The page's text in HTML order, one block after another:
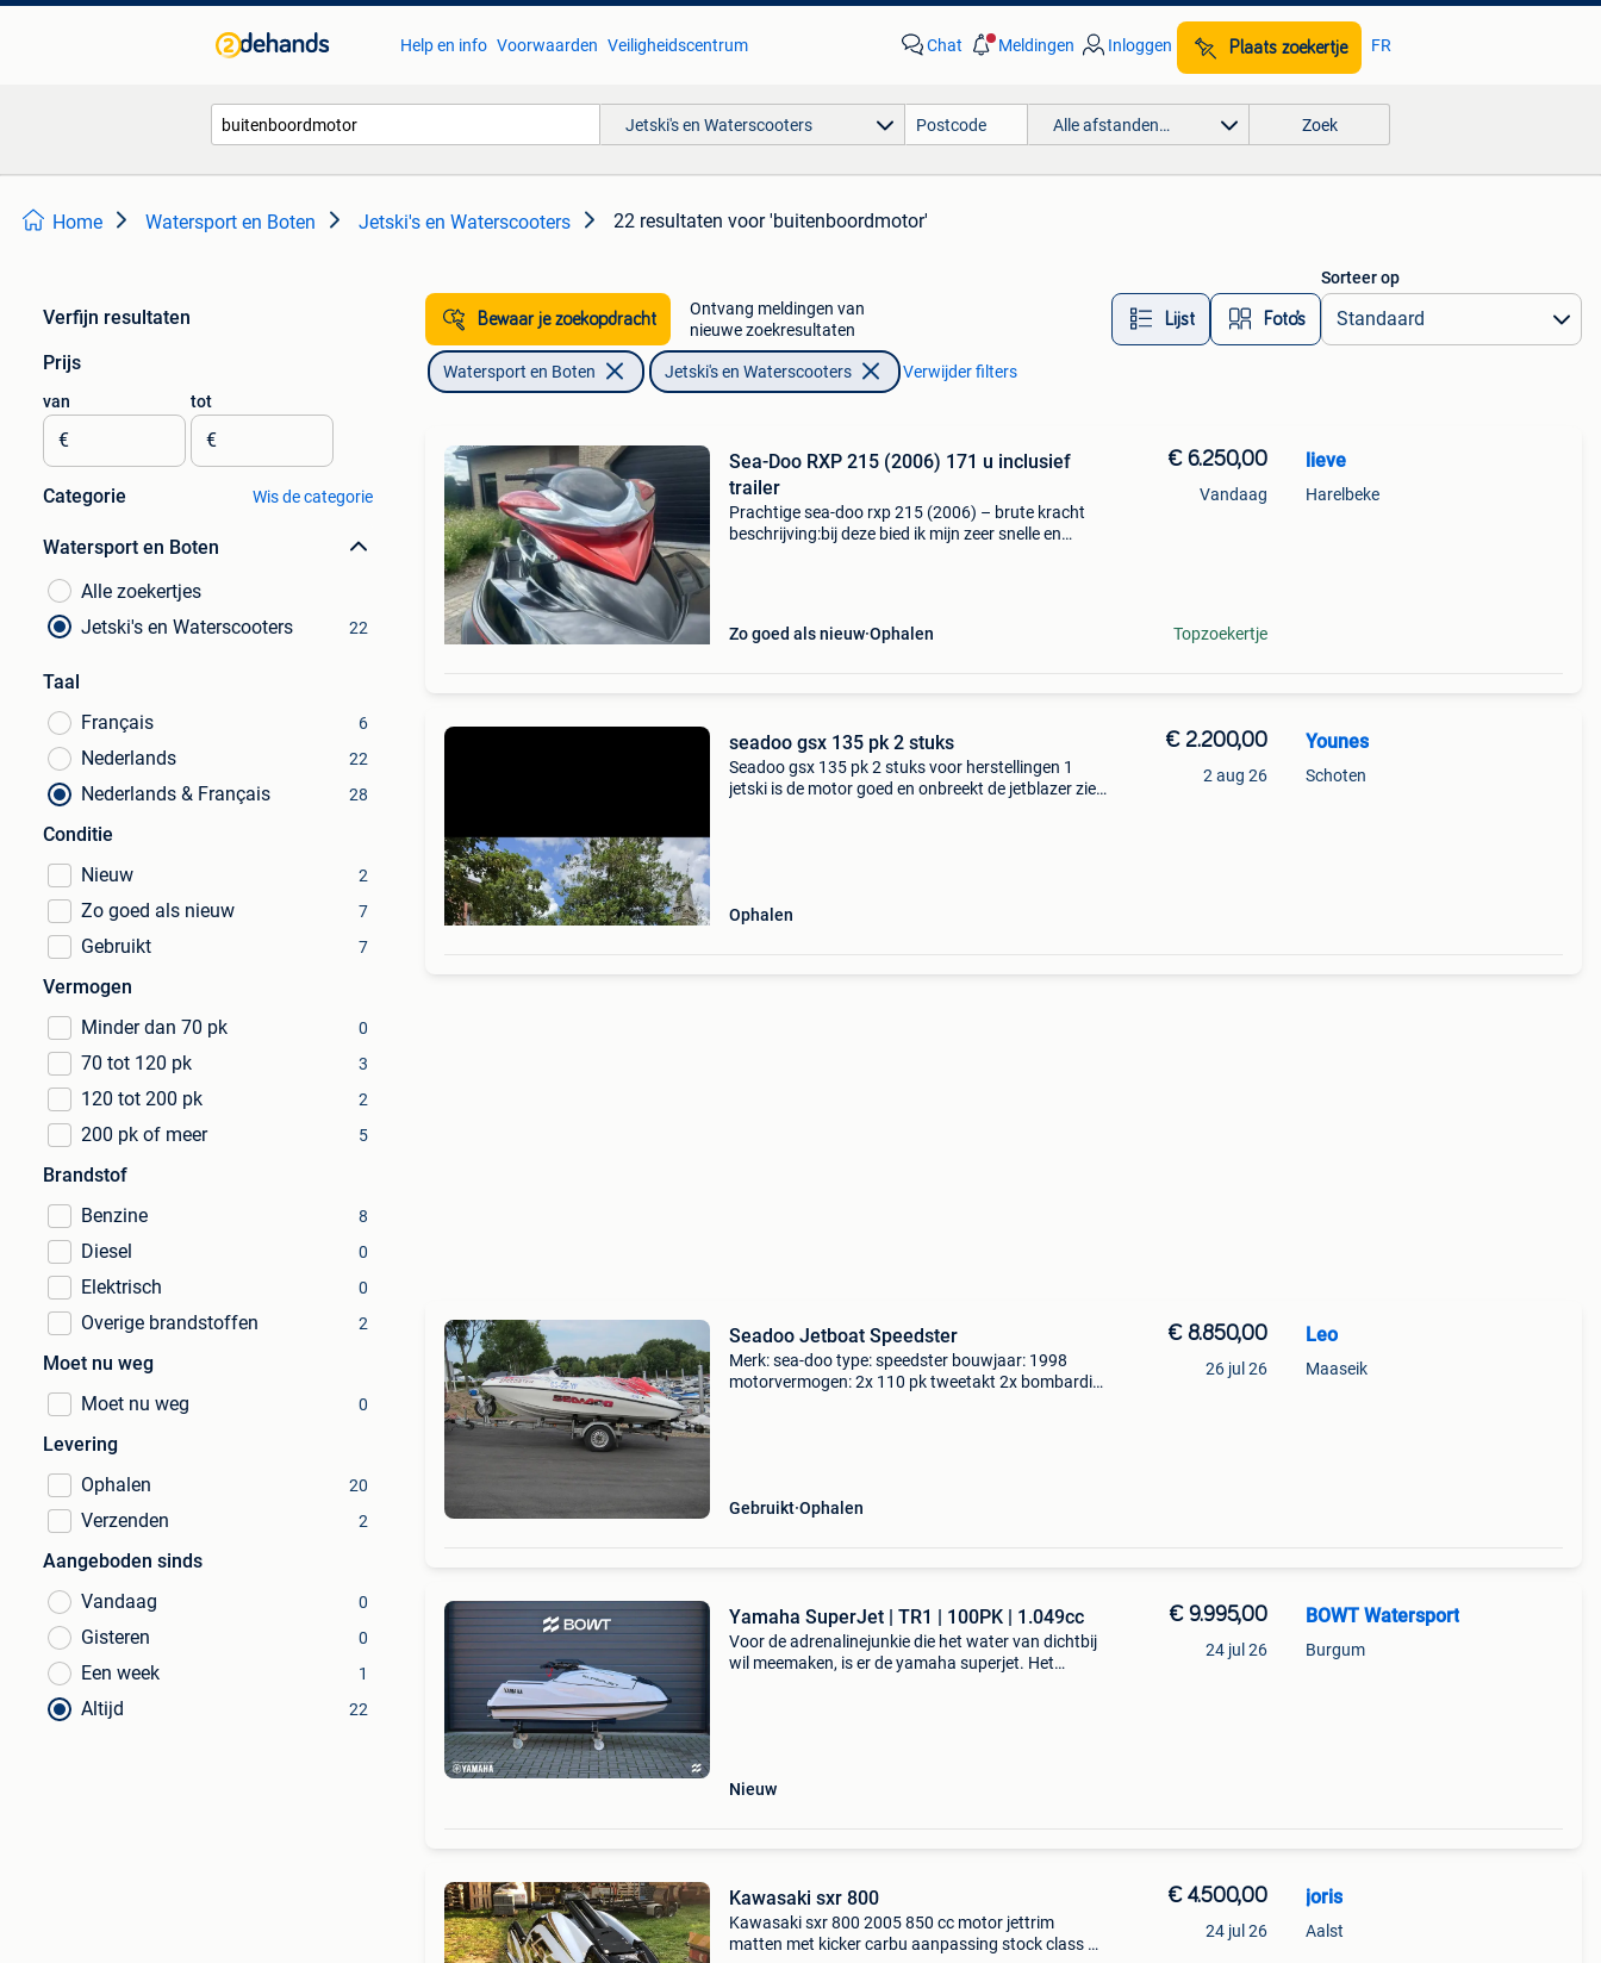
Help en info Voorwaarden Veiligheidscentrum Chat Meldingen Inloggen Plaats zoekertje FR
Jetski's en Waterscooters Alle afstanden… Zoek
Home Watersport en Boten Jetski's en Waterscooters 22 resultaten voor 'buitenboordmotor'
Verfijn resultaten
Prijs
van
€
tot
€
Categorie Wis de categorie
Watersport en Boten
Alle zoekertjes
Jetski's en Waterscooters
22
Taal
Français
6
Nederlands 22
Nederlands & Français 28
Conditie
Nieuw
2
Zo goed als nieuw 7
Gebruikt 7
Vermogen
Minder dan 70 pk
0
70 tot 120 pk 3
120 tot 200 pk 2
200 pk of meer 5
Brandstof
Benzine
8
Diesel 0
Elektrisch 0
Overige brandstoffen 2
Moet nu weg
Moet nu weg
0
Levering
Ophalen
20
Verzenden 2
Aangeboden sinds
Vandaag
0
Gisteren 0
Een week 1
Altijd 22
Bewaar je zoekopdracht
Ontvang meldingen van
nieuwe zoekresultaten
Lijst Foto’s
Sorteer op
Watersport en Boten Jetski's en Waterscooters Verwijder filters
Sea-Doo RXP 215 (2006) 171 u inclusief
trailer
Prachtige sea-doo rxp 215 (2006) – brute kracht
beschrijving:bij deze bied ik mijn zeer snelle en
Zo goed als nieuw Ophalen
€ 6.250,00
Vandaag
Topzoekertje
lieve
Harelbeke
seadoo gsx 135 pk 2 stuks
Seadoo gsx 135 pk 2 stuks voor herstellingen 1
jetski is de motor goed en onbreekt de jetblazer zie
Ophalen
€ 2.200,00
2 aug 26
Younes
Schoten
Seadoo Jetboat Speedster
Merk: sea-doo type: speedster bouwjaar: 1998
motorvermogen: 2x 110 pk tweetakt 2x bombardier
Gebruikt Ophalen
€ 8.850,00
26 jul 26
Leo
Maaseik
Yamaha SuperJet | TR1 | 100PK | 1.049cc
Voor de adrenalinejunkie die het water van dichtbij
wil meemaken, is er de yamaha superjet. Het
Nieuw
€ 9.995,00
24 jul 26
BOWT Watersport
Burgum
Kawasaki sxr 800
Kawasaki sxr 800 2005 850 cc motor jettrim
matten met kicker carbu aanpassing stock class +
€ 4.500,00
24 jul 26
joris
Aalst